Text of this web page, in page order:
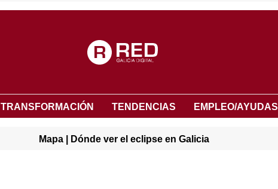
TRANSFORMACIÓN TENDENCIAS EMPLEO/AYUDAS
Mapa | Dónde ver el eclipse en Galicia